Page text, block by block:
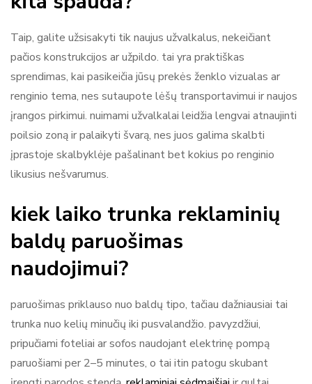
Taip, galite užsisakyti tik naujus užvalkalus, nekeičiant
pačios konstrukcijos ar užpildo. tai yra praktiškas
sprendimas, kai pasikeičia jūsų prekės ženklo vizualas ar
renginio tema, nes sutaupote lėšų transportavimui ir naujos
įrangos pirkimui. nuimami užvalkalai leidžia lengvai atnaujinti
poilsio zoną ir palaikyti švarą, nes juos galima skalbti
įprastoje skalbyklėje pašalinant bet kokius po renginio
likusius nešvarumus.
kiek laiko trunka reklaminių
baldų paruošimas
naudojimui?
paruošimas priklauso nuo baldų tipo, tačiau dažniausiai tai
trunka nuo kelių minučių iki pusvalandžio. pavyzdžiui,
pripučiami foteliai ar sofos naudojant elektrinę pompą
paruošiami per 2–5 minutes, o tai itin patogu skubant